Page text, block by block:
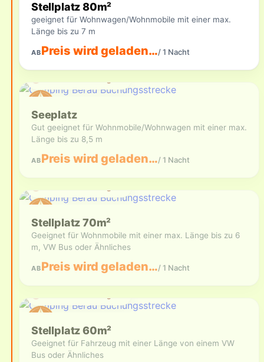
Stellplatz 80m²
geeignet für Wohnwagen/Wohnmobile mit einer max.
Länge bis zu 7 m
ABPreis wird geladen…/ 1 Nacht
Seeplatz
Gut geeignet für Wohnmobile/Wohnwagen mit einer max.
Länge bis zu 8,5 m
ABPreis wird geladen…/ 1 Nacht
Stellplatz 70m²
Geeignet für Wohnmobile mit einer max. Länge bis zu 6
m, VW Bus oder Ähnliches
ABPreis wird geladen…/ 1 Nacht
Stellplatz 60m²
Geeignet für Fahrzeug mit einer Länge von einem VW
Bus oder Ähnliches